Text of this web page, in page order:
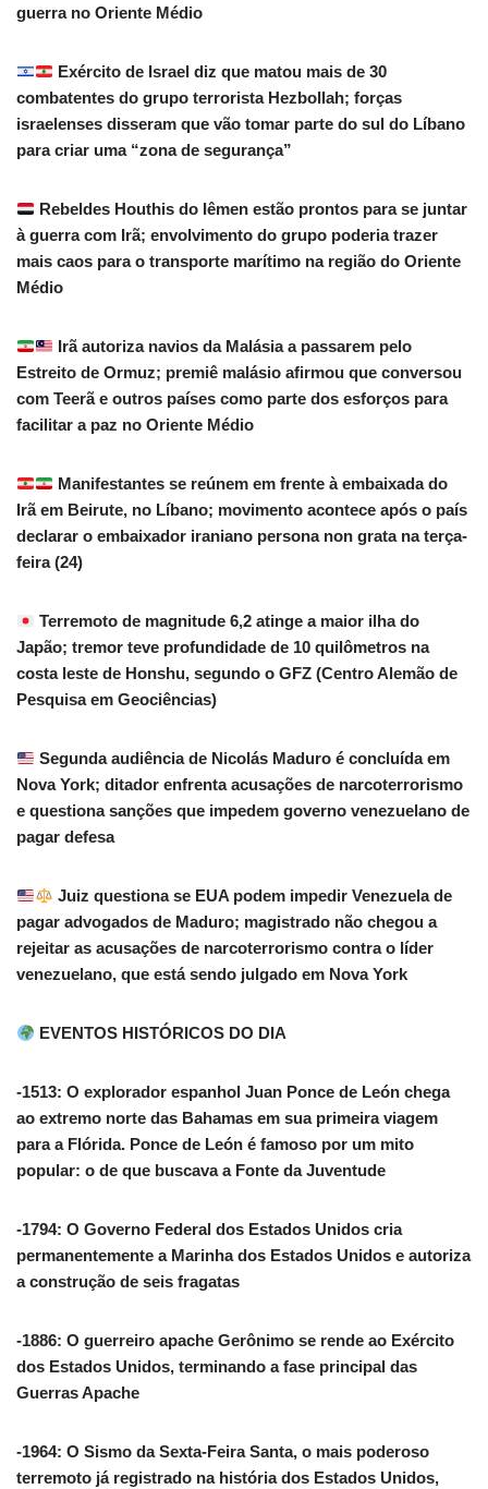
guerra no Oriente Médio
Exército de Israel diz que matou mais de 30
combatentes do grupo terrorista Hezbollah; forças
israelenses disseram que vão tomar parte do sul do Líbano
para criar uma “zona de segurança”
Rebeldes Houthis do Iêmen estão prontos para se juntar
à guerra com Irã; envolvimento do grupo poderia trazer
mais caos para o transporte marítimo na região do Oriente
Médio
Irã autoriza navios da Malásia a passarem pelo
Estreito de Ormuz; premiê malásio afirmou que conversou
com Teerã e outros países como parte dos esforços para
facilitar a paz no Oriente Médio
Manifestantes se reúnem em frente à embaixada do
Irã em Beirute, no Líbano; movimento acontece após o país
declarar o embaixador iraniano persona non grata na terça-
feira (24)
Terremoto de magnitude 6,2 atinge a maior ilha do
Japão; tremor teve profundidade de 10 quilômetros na
costa leste de Honshu, segundo o GFZ (Centro Alemão de
Pesquisa em Geociências)
Segunda audiência de Nicolás Maduro é concluída em
Nova York; ditador enfrenta acusações de narcoterrorismo
e questiona sanções que impedem governo venezuelano de
pagar defesa
Juiz questiona se EUA podem impedir Venezuela de
pagar advogados de Maduro; magistrado não chegou a
rejeitar as acusações de narcoterrorismo contra o líder
venezuelano, que está sendo julgado em Nova York
EVENTOS HISTÓRICOS DO DIA
-1513: O explorador espanhol Juan Ponce de León chega
ao extremo norte das Bahamas em sua primeira viagem
para a Flórida. Ponce de León é famoso por um mito
popular: o de que buscava a Fonte da Juventude
-1794: O Governo Federal dos Estados Unidos cria
permanentemente a Marinha dos Estados Unidos e autoriza
a construção de seis fragatas
-1886: O guerreiro apache Gerônimo se rende ao Exército
dos Estados Unidos, terminando a fase principal das
Guerras Apache
-1964: O Sismo da Sexta-Feira Santa, o mais poderoso
terremoto já registrado na história dos Estados Unidos,